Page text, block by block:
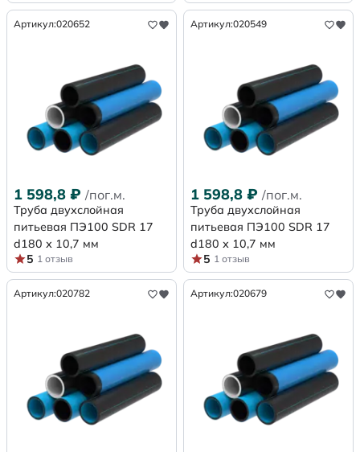
Артикул:020652
1 598,8 ₽ /пог.м.
Труба двухслойная
питьевая ПЭ100 SDR 17
d180 х 10,7 мм
5 1 отзыв
Артикул:020549
1 598,8 ₽ /пог.м.
Труба двухслойная
питьевая ПЭ100 SDR 17
d180 х 10,7 мм
5 1 отзыв
Артикул:020782 Артикул:020679